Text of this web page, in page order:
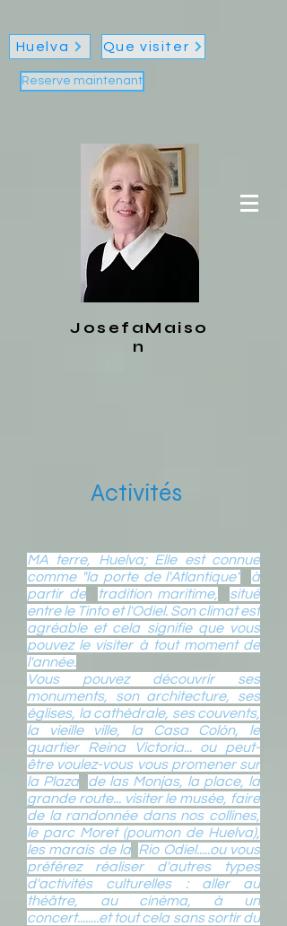
Huelva
Reserve maintenant
Que visiter
JosefaMaiso
n
Activités
MA terre, Huelva; Elle est connue
comme "la porte de l'Atlantique"
à
partir de
tradition maritime,
situé
entre le Tinto et l'Odiel. Son climat est
agréable et cela signifie que vous
pouvez le visiter à tout moment de
l'année.
Vous pouvez découvrir ses
monuments, son architecture, ses
églises, la cathédrale, ses couvents,
la vieille ville, la Casa Colón, le
quartier Reina Victoria... ou peut-
être voulez-vous vous promener sur
la Plaza
de las Monjas, la place, la
grande route... visiter le musée, faire
de la randonnée dans nos collines,
le parc Moret (poumon de Huelva),
les marais de la Rio Odiel.....ou vous
préférez réaliser d'autres types
d'activités culturelles : aller au
théâtre, au cinéma, à un
concert........et tout cela sans sortir du